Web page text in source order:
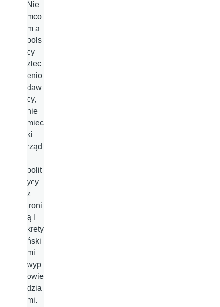
Nie
mco
m a
pols
cy
zlec
enio
daw
cy,
nie
miec
ki
rząd
i
polit
ycy
z
ironi
ą i
krety
ński
mi
wyp
owie
dzia
mi.